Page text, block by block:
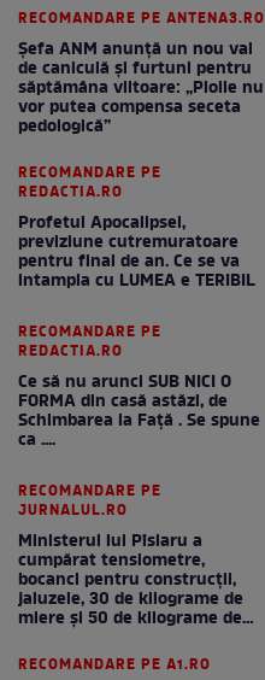
RECOMANDARE PE ANTENA3.RO
Șefa ANM anunță un nou val
de caniculă și furtuni pentru
săptămâna viitoare: „Ploile nu
vor putea compensa seceta
pedologică”
RECOMANDARE PE
REDACTIA.RO
Profetul Apocalipsei,
previziune cutremuratoare
pentru final de an. Ce se va
intampla cu LUMEA e TERIBIL
RECOMANDARE PE
REDACTIA.RO
Ce să nu arunci SUB NICI O
FORMA din casă astăzi, de
Schimbarea la Față . Se spune
ca ....
RECOMANDARE PE
JURNALUL.RO
Ministerul lui Pîslaru a
cumpărat tensiometre,
bocanci pentru construcții,
jaluzele, 30 de kilograme de
miere și 50 de kilograme de
RECOMANDARE PE A1.RO